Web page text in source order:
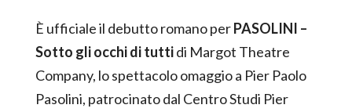
È ufficiale il debutto romano perPASOLINI –
Sotto gli occhi di tuttidi Margot Theatre
Company, lo spettacolo omaggio a Pier Paolo
Pasolini, patrocinato dal Centro Studi Pier